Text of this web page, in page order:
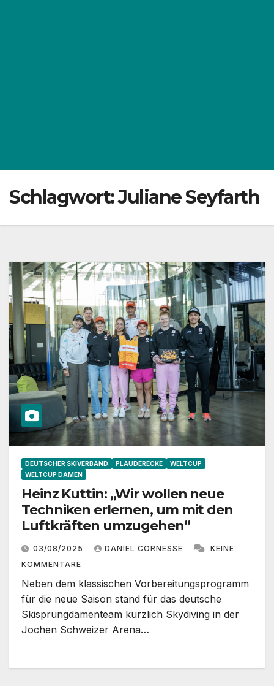
Schlagwort:Juliane Seyfarth
DEUTSCHER SKIVERBAND PLAUDERECKE
WELTCUP
WELTCUP DAMEN
Heinz Kuttin: „Wir wollen neue
Techniken erlernen, um mit den
Luftkräften umzugehen“
03/08/2025 DANIEL CORNESSE
KEINE
KOMMENTARE
Neben dem klassischen Vorbereitungsprogramm
für die neue Saison stand für das deutsche
Skisprungdamenteam kürzlich Skydiving in der
Jochen Schweizer Arena…